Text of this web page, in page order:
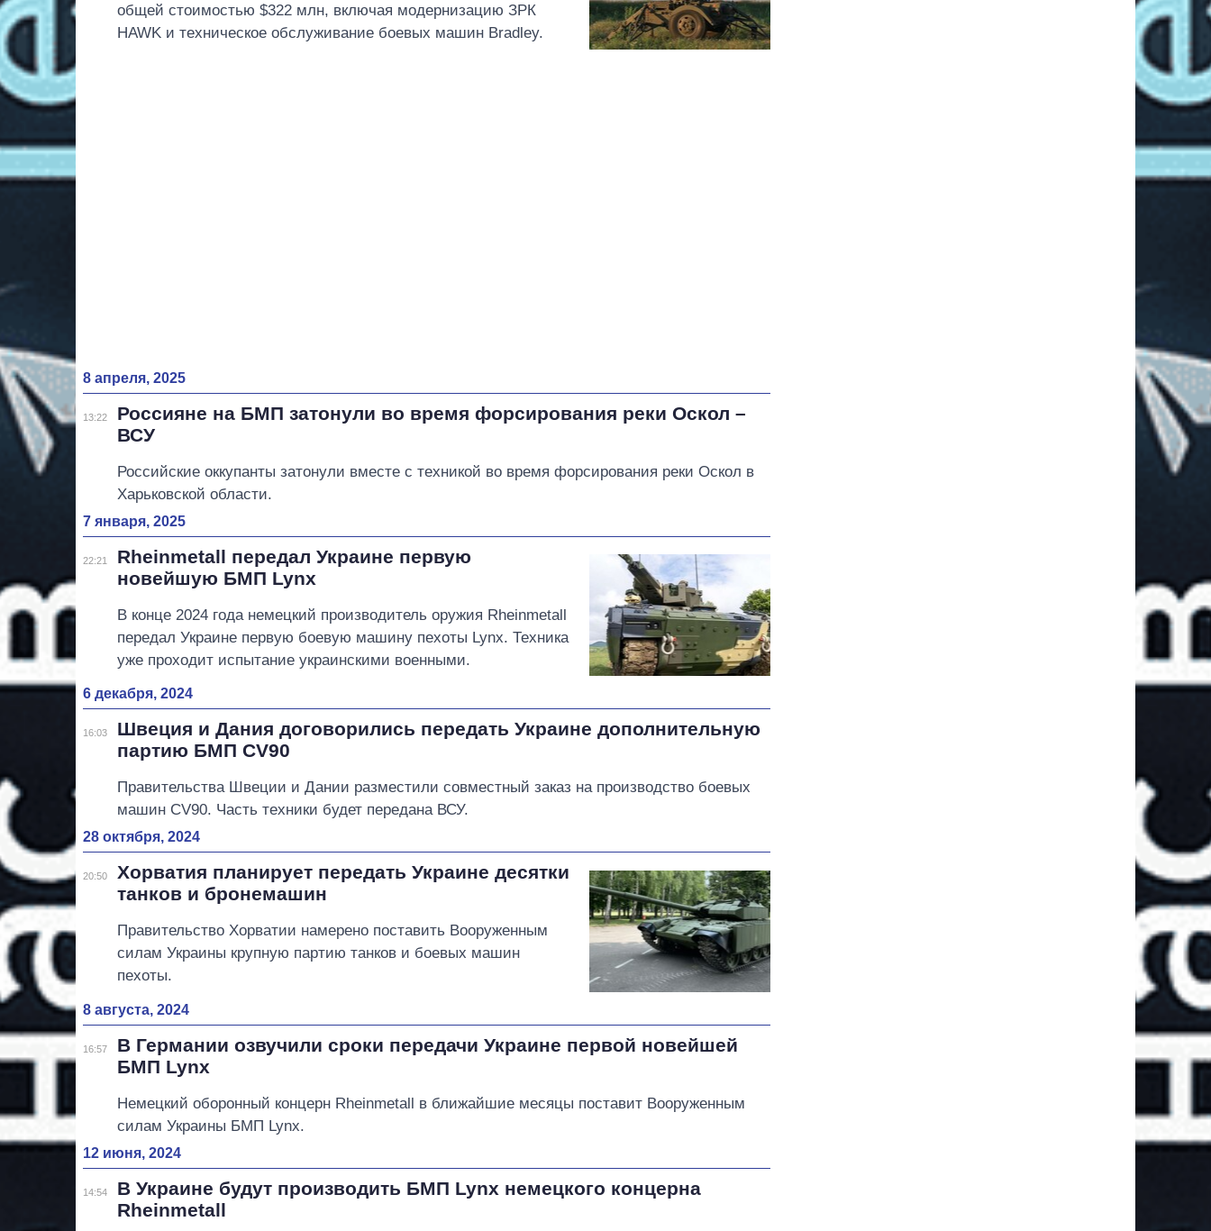
общей стоимостью $322 млн, включая модернизацию ЗРК
HAWK и техническое обслуживание боевых машин Bradley.
8 апреля, 2025
13:22
Россияне на БМП затонули во время форсирования реки Оскол –
ВСУ
Российские оккупанты затонули вместе с техникой во время форсирования реки Оскол в
Харьковской области.
7 января, 2025
22:21
Rheinmetall передал Украине первую
новейшую БМП Lynx
В конце 2024 года немецкий производитель оружия Rheinmetall
передал Украине первую боевую машину пехоты Lynx. Техника
уже проходит испытание украинскими военными.
6 декабря, 2024
16:03
Швеция и Дания договорились передать Украине дополнительную
партию БМП CV90
Правительства Швеции и Дании разместили совместный заказ на производство боевых
машин CV90. Часть техники будет передана ВСУ.
28 октября, 2024
20:50
Хорватия планирует передать Украине десятки
танков и бронемашин
Правительство Хорватии намерено поставить Вооруженным
силам Украины крупную партию танков и боевых машин
пехоты.
8 августа, 2024
16:57
В Германии озвучили сроки передачи Украине первой новейшей
БМП Lynx
Немецкий оборонный концерн Rheinmetall в ближайшие месяцы поставит Вооруженным
силам Украины БМП Lynx.
12 июня, 2024
14:54
В Украине будут производить БМП Lynx немецкого концерна
Rheinmetall